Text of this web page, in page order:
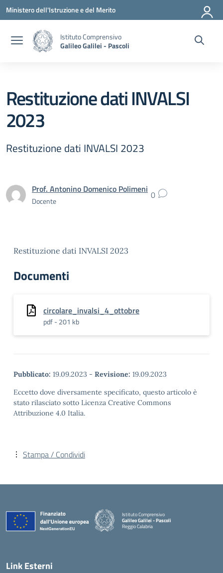
Vai ai contenuti
Vai al menu di navigazione
Vai al footer
Ministero dell'Istruzione e del Merito
Istituto Comprensivo
Galileo Galilei - Pascoli
Restituzione dati INVALSI
2023
Restituzione dati INVALSI 2023
Prof. Antonino Domenico Polimeni
Docente 0
Restituzione dati INVALSI 2023
Documenti
circolare_invalsi_4_ottobre
pdf - 201 kb
Pubblicato: 19.09.2023 - Revisione: 19.09.2023
Eccetto dove diversamente specificato, questo articolo è
stato rilasciato sotto Licenza Creative Commons
Attribuzione 4.0 Italia.
Stampa / Condividi
Istituto Comprensivo
Galileo Galilei - Pascoli
Reggio Calabria
Link Esterni